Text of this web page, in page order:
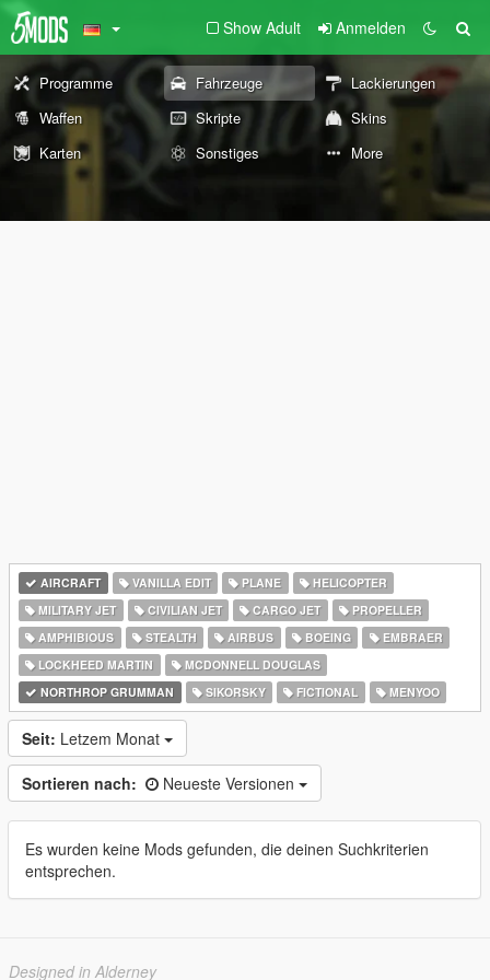
Show Adult Anmelden
Programme Fahrzeuge
Lackierungen
Waffen
Skripte
Skins
Karten
Sonstiges More
AIRCRAFT VANILLA EDIT PLANE
HELICOPTER
MILITARY JET
CIVILIAN JET CARGO JET
PROPELLER
AMPHIBIOUS
STEALTH AIRBUS BOEING
EMBRAER
LOCKHEED MARTIN
MCDONNELL DOUGLAS
NORTHROP GRUMMAN
SIKORSKY FICTIONAL MENYOO
Seit: Letzem Monat
Sortieren nach: Neueste Versionen
Es wurden keine Mods gefunden, die deinen Suchkriterien
entsprechen.
Designed in Alderney